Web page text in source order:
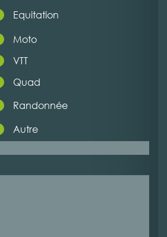
Equitation
Moto
VTT
Quad
Randonnée
Autre